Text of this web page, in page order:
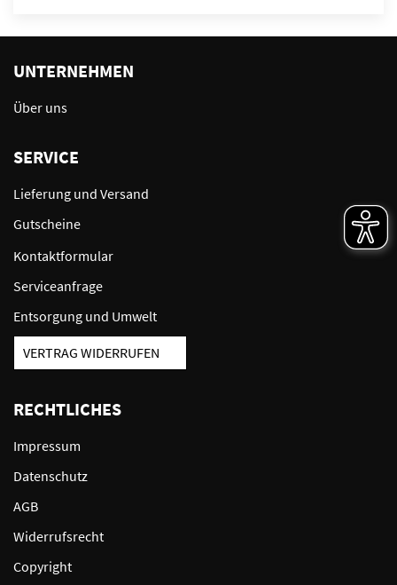
UNTERNEHMEN
Über uns
SERVICE
Lieferung und Versand
Gutscheine
Kontaktformular
Serviceanfrage
Entsorgung und Umwelt
VERTRAG WIDERRUFEN
RECHTLICHES
Impressum
Datenschutz
AGB
Widerrufsrecht
Copyright